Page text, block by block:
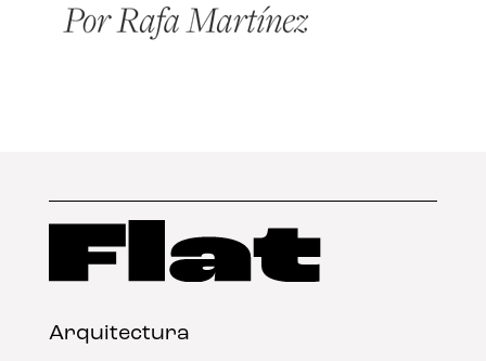
Arquitectura